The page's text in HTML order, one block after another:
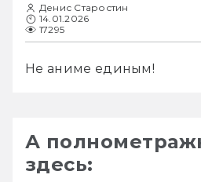
Денис Старостин
14.01.2026
17295
Не аниме единым!
А
здесь: